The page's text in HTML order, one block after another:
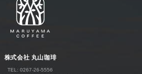
株式会社 丸山珈琲
TEL: 0267-26-5556